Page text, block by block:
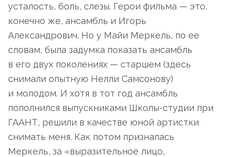
усталость, боль, слезы. Герои фильма — это,
конечно же, ансамбль и Игорь
Александрович. Но у Майи Меркель, по ее
словам, была задумка показать ансамбль
в его двух поколениях — старшем (здесь
снимали опытную Нелли Самсонову)
и молодом. И хотя в тот год ансамбль
пополнился выпускниками Школы-студии при
ГААНТ, решили в качестве юной артистки
снимать меня. Как потом призналась
Меркель, за «выразительное лицо,